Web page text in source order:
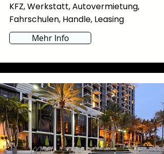
KFZ, Werkstatt, Autovermietung,
Fahrschulen, Handle, Leasing
Mehr Info